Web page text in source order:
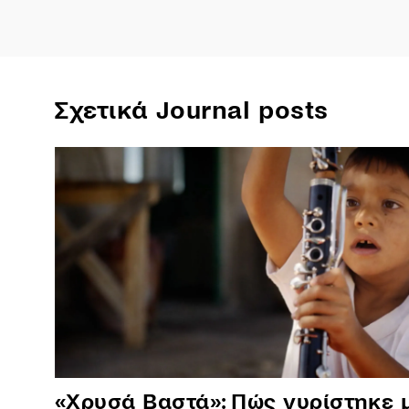
Σχετικά Journal posts
«Χρυσά Βαστά»: Πώς γυρίστηκε